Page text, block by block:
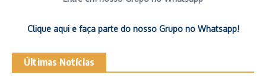
Clique aqui e faça parte do nosso Grupo no Whatsapp!
Últimas Notícias